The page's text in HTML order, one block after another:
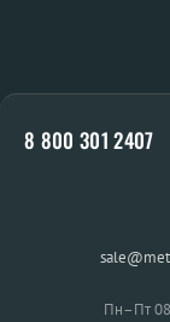
8 800 301 2407
Пн–Пт